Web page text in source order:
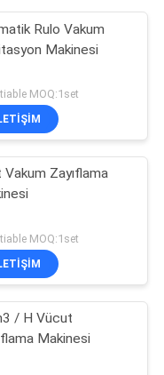
Rulo Vakum
Makinesi
MOQ:1set
Zayıflama
MOQ:1set
/ H Vücut
Makinesi